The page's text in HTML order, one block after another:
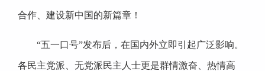
合作、建设新中国的新篇章！
“五一口号”发布后，在国内外立即引起广泛影响。
各民主党派、无党派民主人士更是群情激奋、热情高